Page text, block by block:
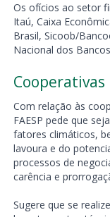
Os ofícios ao setor
Itaú, Caixa
Brasil, Sicoob/
Nacional dos
Cooperativas
Com relação às
FAESP pede que
fatores climáticos,
lavoura e do
processos de
carência e
Sugere que se